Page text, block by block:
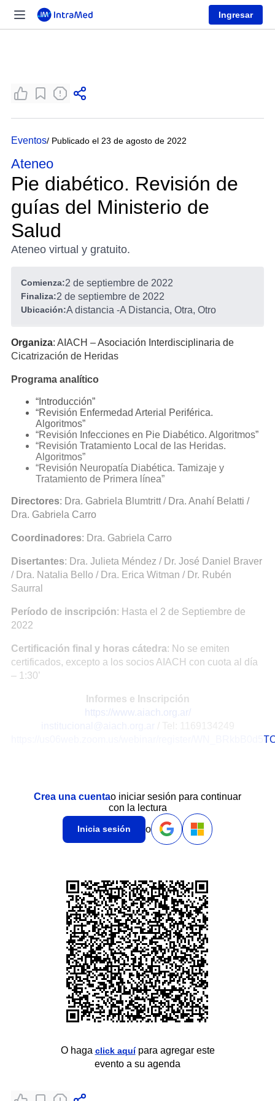
Ingresar
Eventos/ Publicado el 23 de agosto de 2022
Ateneo
Pie diabético. Revisión de
guías del Ministerio de
Salud
Ateneo virtual y gratuito.
Comienza:2 de septiembre de 2022
Finaliza:2 de septiembre de 2022
Ubicación:A distancia -A Distancia, Otra, Otro
Organiza: AIACH – Asociación Interdisciplinaria de
Cicatrización de Heridas
Programa analítico
“Introducción”
“Revisión Enfermedad Arterial Periférica.
Algoritmos”
“Revisión Infecciones en Pie Diabético. Algoritmos”
“Revisión Tratamiento Local de las Heridas.
Algoritmos”
“Revisión Neuropatía Diabética. Tamizaje y
Tratamiento de Primera línea”
Directores: Dra. Gabriela Blumtritt / Dra. Anahí Belatti /
Dra. Gabriela Carro
Coordinadores: Dra. Gabriela Carro
Disertantes: Dra. Julieta Méndez / Dr. José Daniel Braver
/ Dra. Natalia Bello / Dra. Erica Witman / Dr. Rubén
Saurral
Período de inscripción: Hasta el 2 de Septiembre de
2022
Certificación final y horas cátedra: No se emiten
certificados, excepto a los socios AIACH con cuota al día
– 1:30’
Informes e Inscripción
https://www.aiach.org.ar/
https://us06web.zoom.us/webinar/register/
Crea una cuentao iniciar sesión para continuar
con la lectura
Inicia sesión o
O haga click aquípara agregar este
evento a su agenda